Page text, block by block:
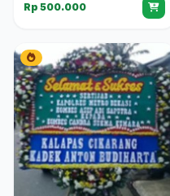
Rp 500.000